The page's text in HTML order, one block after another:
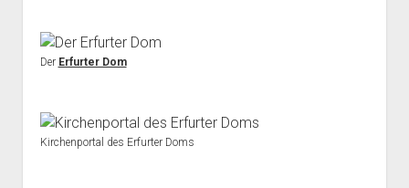
Der Erfurter Dom
Kirchenportal des Erfurter Doms